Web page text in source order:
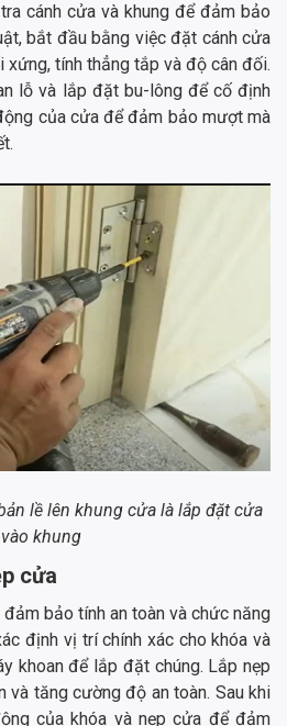
cánh cửa và khung để đảm bảo
bắt đầu bằng việc đặt cánh cửa
xứng, tính thẳng tắp và độ cân đối.
lỗ và lắp đặt bu-lông để cố định
của cửa để đảm bảo mượt mà
lề lên khung cửa là lắp đặt cửa
vào khung
cửa
bảo tính an toàn và chức năng
định vị trí chính xác cho khóa và
khoan để lắp đặt chúng. Lắp nẹp
tăng cường độ an toàn. Sau khi
của khóa và nẹp cửa để đảm